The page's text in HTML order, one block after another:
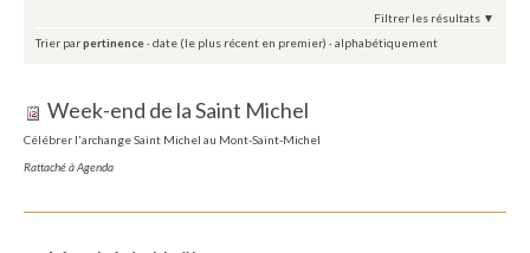
Filtrer les résultats
Trier parpertinence· date (le plus récent en premier) · alphabétiquement
Week-end de la Saint Michel
Célébrer l'archange Saint Michel au Mont-Saint-Michel
Rattaché àAgenda